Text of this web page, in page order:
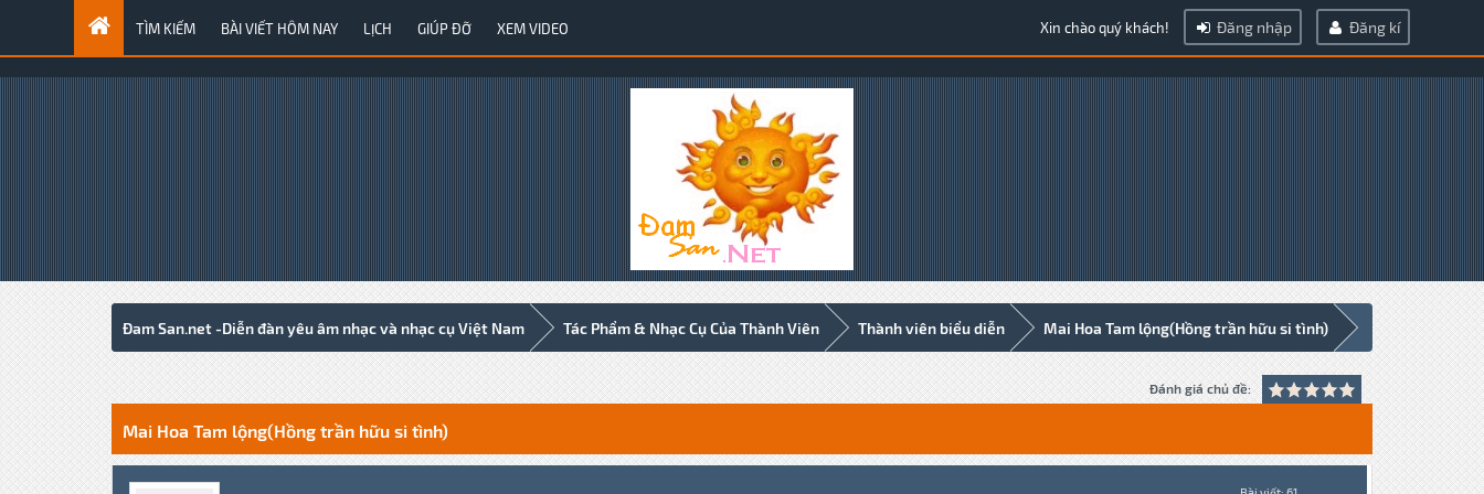
TÌM KIẾM BÀI VIẾT HÔM NAY LỊCH GIÚP ĐỠ XEM VIDEO Xin chào quý khách! Đăng nhập Đăng kí
Đam San.net -Diễn đàn yêu âm nhạc và nhạc cụ Việt Nam Tác Phẩm & Nhạc Cụ Của Thành Viên Thành viên biểu diễn Mai Hoa Tam lộng(Hồng trần hữu si tình)
Đánh giá chủ đề:
0 Votes - 0 Average
1
2
3
4
5
Mai Hoa Tam lộng(Hồng trần hữu si tình)